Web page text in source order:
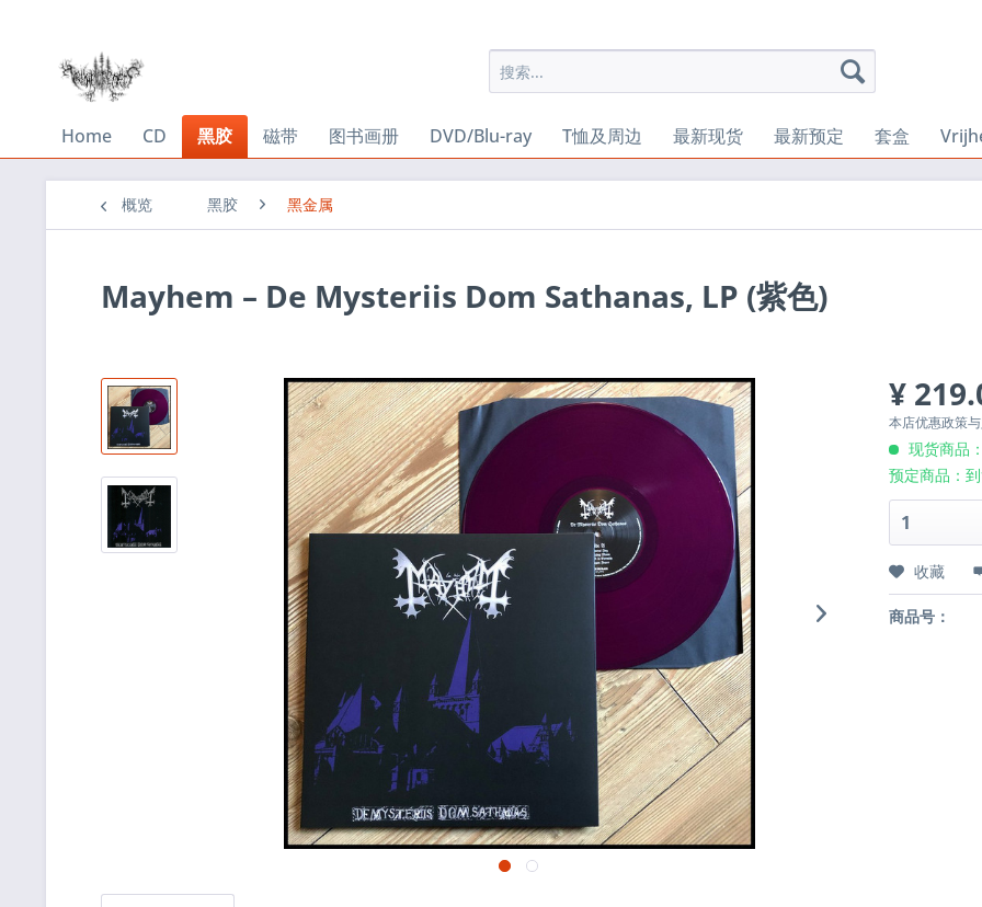
Home CD 黑胶 磁带 图书画册 DVD/Blu-ray T恤及周边 最新现货 最新预定 套盒
概览 黑胶 黑金属
Mayhem ‎– De Mysteriis Dom Sathanas, LP (紫色)
¥
本店优惠政策
现货商品
预定商品：
收藏
商品号：